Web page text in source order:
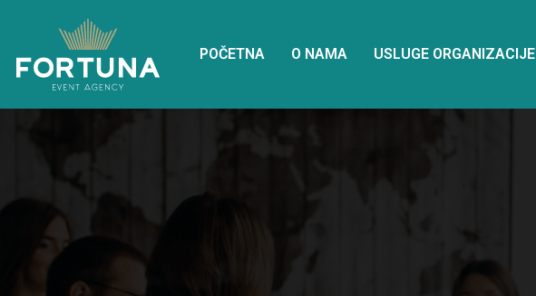
POČETNA O NAMA USLUGE ORGANIZACIJE